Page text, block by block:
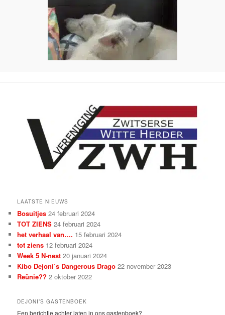
LAATSTE NIEUWS
Bosuitjes 24 februari 2024
TOT ZIENS 24 februari 2024
het verhaal van…. 15 februari 2024
tot ziens 12 februari 2024
Week 5 N-nest 20 januari 2024
Kibo Dejoni’s Dangerous Drago 22 november 2023
Reünie?? 2 oktober 2022
DEJONI’S GASTENBOEK
Een berichtje achter laten in ons gastenboek?